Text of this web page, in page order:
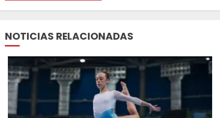
NOTICIAS RELACIONADAS